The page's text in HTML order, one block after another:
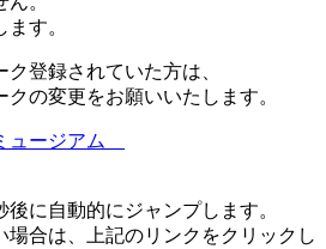
す。
登録されていた方は、
の変更をお願いいたします。
ュージアム
に自動的にジャンプします。
場合は、上記のリンクをクリックし